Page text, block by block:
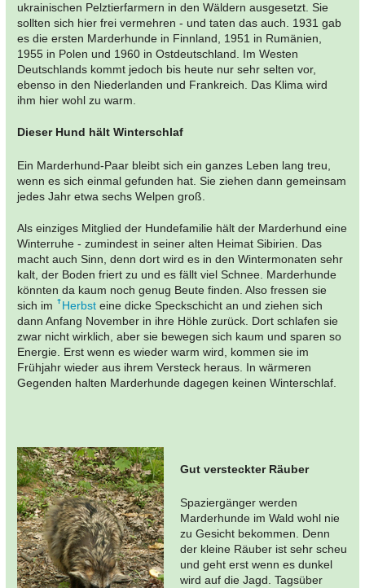
ukrainischen Pelztierfarmern in den Wäldern ausgesetzt. Sie
sollten sich hier frei vermehren - und taten das auch. 1931 gab
es die ersten Marderhunde in Finnland, 1951 in Rumänien,
1955 in Polen und 1960 in Ostdeutschland. Im Westen
Deutschlands kommt jedoch bis heute nur sehr selten vor,
ebenso in den Niederlanden und Frankreich. Das Klima wird
ihm hier wohl zu warm.
Dieser Hund hält Winterschlaf
Ein Marderhund-Paar bleibt sich ein ganzes Leben lang treu,
wenn es sich einmal gefunden hat. Sie ziehen dann gemeinsam
jedes Jahr etwa sechs Welpen groß.
Als einziges Mitglied der Hundefamilie hält der Marderhund eine
Winterruhe - zumindest in seiner alten Heimat Sibirien. Das
macht auch Sinn, denn dort wird es in den Wintermonaten sehr
kalt, der Boden friert zu und es fällt viel Schnee. Marderhunde
könnten da kaum noch genug Beute finden. Also fressen sie
sich im
Herbst eine dicke Speckschicht an und ziehen sich
dann Anfang November in ihre Höhle zurück. Dort schlafen sie
zwar nicht wirklich, aber sie bewegen sich kaum und sparen so
Energie. Erst wenn es wieder warm wird, kommen sie im
Frühjahr wieder aus ihrem Versteck heraus. In wärmeren
Gegenden halten Marderhunde dagegen keinen Winterschlaf.
Gut versteckter Räuber
Spaziergänger werden
Marderhunde im Wald wohl nie
zu Gesicht bekommen. Denn
der kleine Räuber ist sehr scheu
und geht erst wenn es dunkel
wird auf die Jagd. Tagsüber